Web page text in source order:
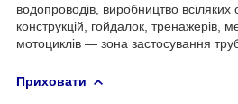
водопроводів, виробництво всіляких
конструкцій, гойдалок, тренажерів,
мотоциклів — зона застосування
Приховати